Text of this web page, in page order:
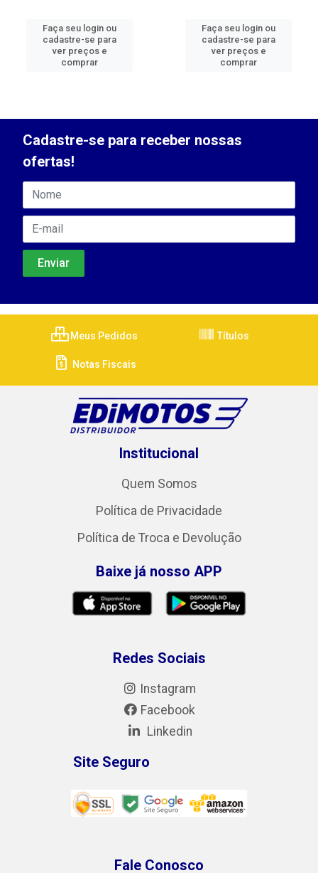
Faça seu login ou
cadastre-se para
ver preços e
comprar
Faça seu login ou
cadastre-se para
ver preços e
comprar
Cadastre-se para receber nossas
ofertas!
Meus Pedidos Títulos
Notas Fiscais
Institucional
Quem Somos
Política de Privacidade
Política de Troca e Devolução
Baixe já nosso APP
Redes Sociais
Instagram
Facebook
Linkedin
Site Seguro
Fale Conosco